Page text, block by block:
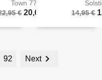
Town 77
€ 20,66 €
14,95 €
92 Next